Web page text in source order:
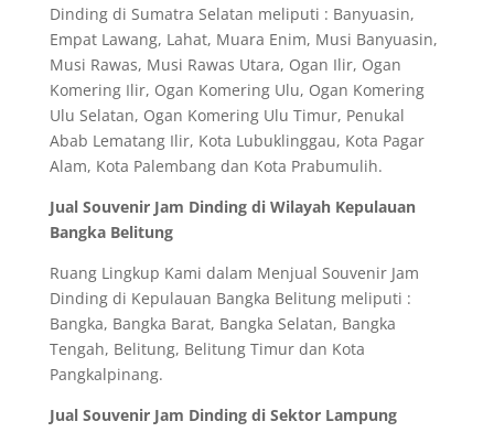
Dinding di Sumatra Selatan meliputi : Banyuasin,
Empat Lawang, Lahat, Muara Enim, Musi Banyuasin,
Musi Rawas, Musi Rawas Utara, Ogan Ilir, Ogan
Komering Ilir, Ogan Komering Ulu, Ogan Komering
Ulu Selatan, Ogan Komering Ulu Timur, Penukal
Abab Lematang Ilir, Kota Lubuklinggau, Kota Pagar
Alam, Kota Palembang dan Kota Prabumulih.
Jual Souvenir Jam Dinding di Wilayah Kepulauan
Bangka Belitung
Ruang Lingkup Kami dalam Menjual Souvenir Jam
Dinding di Kepulauan Bangka Belitung meliputi :
Bangka, Bangka Barat, Bangka Selatan, Bangka
Tengah, Belitung, Belitung Timur dan Kota
Pangkalpinang.
Jual Souvenir Jam Dinding di Sektor Lampung